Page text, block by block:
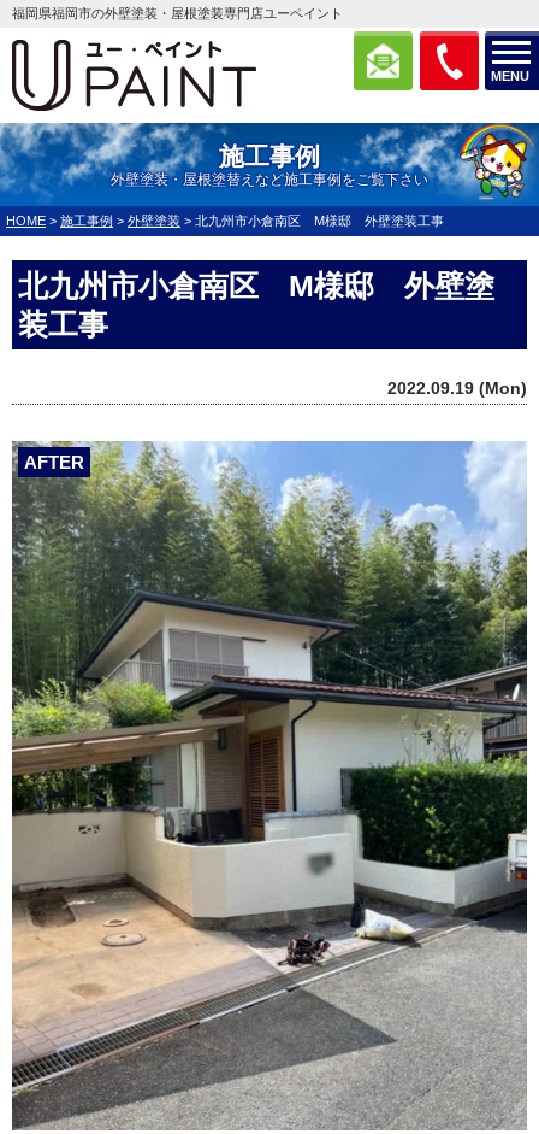
MENU
福岡県福岡市の外壁塗装・屋根塗装専門店ユーペイント
施工事例
外壁塗装・屋根塗替えなど施工事例をご覧下さい
HOME > 施工事例 > 外壁塗装 > 北九州市小倉南区 M様邸 外壁塗装工事
北九州市小倉南区 M様邸 外壁塗
装工事
2022.09.19 (Mon)
AFTER